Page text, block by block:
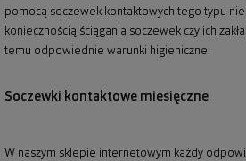
pomocą soczewek kontaktowych tego typu
koniecznością ściągania soczewek czy ich
temu odpowiednie warunki higieniczne.
Soczewki kontaktowe miesięczne
W naszym sklepie internetowym każdy